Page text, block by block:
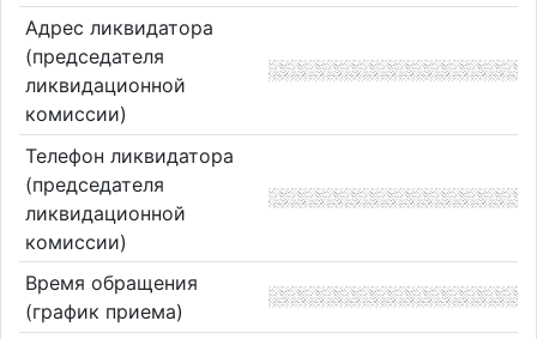
Адрес ликвидатора
(председателя
ликвидационной
комиссии)
Телефон ликвидатора
(председателя
ликвидационной
комиссии)
Время обращения
(график приема)